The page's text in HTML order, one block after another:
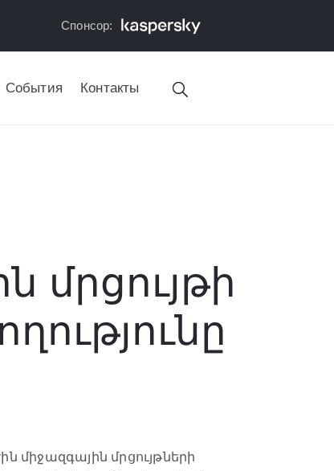
Спонсор:
События Контакты
մրցույթի
միջազգային մրցույթների